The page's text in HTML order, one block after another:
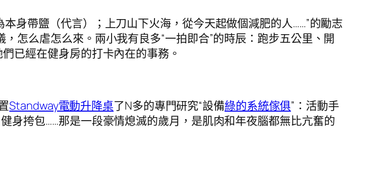
帶鹽（代言）；上刀山下火海，從今天起做個減肥的人……”的勵志
怎么虐怎么來。兩小我有良多“一拍即合”的時辰：跑步五公里、開
已經在健身房的打卡內在的事務。
Standway電動升降桌了N多的專門研究“設備綠的系統傢俱”：活動手
身挎包……那是一段豪情熄滅的歲月，是肌肉和年夜腦都無比亢奮的